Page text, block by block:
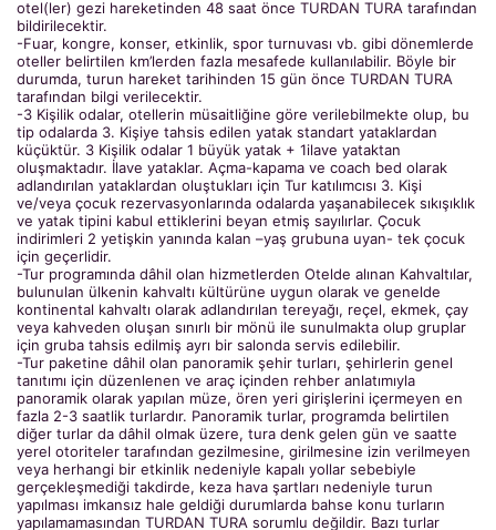
otel(ler) gezi hareketinden 48 saat önce TURDAN TURA tarafından
bildirilecektir.
-Fuar, kongre, konser, etkinlik, spor turnuvası vb. gibi dönemlerde
oteller belirtilen km’lerden fazla mesafede kullanılabilir. Böyle bir
durumda, turun hareket tarihinden 15 gün önce TURDAN TURA
tarafından bilgi verilecektir.
-3 Kişilik odalar, otellerin müsaitliğine göre verilebilmekte olup, bu
tip odalarda 3. Kişiye tahsis edilen yatak standart yataklardan
küçüktür. 3 Kişilik odalar 1 büyük yatak + 1ilave yataktan
oluşmaktadır. İlave yataklar. Açma-kapama ve coach bed olarak
adlandırılan yataklardan oluştukları için Tur katılımcısı 3. Kişi
ve/veya çocuk rezervasyonlarında odalarda yaşanabilecek sıkışıklık
ve yatak tipini kabul ettiklerini beyan etmiş sayılırlar. Çocuk
indirimleri 2 yetişkin yanında kalan –yaş grubuna uyan- tek çocuk
için geçerlidir.
-Tur programında dâhil olan hizmetlerden Otelde alınan Kahvaltılar,
bulunulan ülkenin kahvaltı kültürüne uygun olarak ve genelde
kontinental kahvaltı olarak adlandırılan tereyağı, reçel, ekmek, çay
veya kahveden oluşan sınırlı bir mönü ile sunulmakta olup gruplar
için gruba tahsis edilmiş ayrı bir salonda servis edilebilir.
-Tur paketine dâhil olan panoramik şehir turları, şehirlerin genel
tanıtımı için düzenlenen ve araç içinden rehber anlatımıyla
panoramik olarak yapılan müze, ören yeri girişlerini içermeyen en
fazla 2-3 saatlik turlardır. Panoramik turlar, programda belirtilen
diğer turlar da dâhil olmak üzere, tura denk gelen gün ve saatte
yerel otoriteler tarafından gezilmesine, girilmesine izin verilmeyen
veya herhangi bir etkinlik nedeniyle kapalı yollar sebebiyle
gerçekleşmediği takdirde, keza hava şartları nedeniyle turun
yapılması imkansız hale geldiği durumlarda bahse konu turların
yapılamamasından TURDAN TURA sorumlu değildir. Bazı turlar